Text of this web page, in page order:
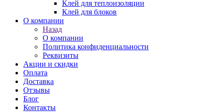
Клей для теплоизоляции
Клей для блоков
О компании
Назад
О компании
Политика конфиденциальности
Реквизиты
Акции и скидки
Оплата
Доставка
Отзывы
Блог
Контакты